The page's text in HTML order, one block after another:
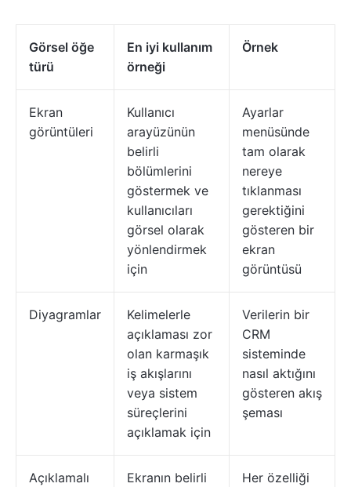
Görsel öğe
türü
En iyi kullanım
örneği
Örnek
Ekran
görüntüleri
Kullanıcı
arayüzünün
belirli
bölümlerini
göstermek ve
kullanıcıları
görsel olarak
yönlendirmek
için
Ayarlar
menüsünde
tam olarak
nereye
tıklanması
gerektiğini
gösteren bir
ekran
görüntüsü
Diyagramlar
Kelimelerle
açıklaması zor
olan karmaşık
iş akışlarını
veya sistem
süreçlerini
açıklamak için
Verilerin bir
CRM
sisteminde
nasıl aktığını
gösteren akış
şeması
Açıklamalı
Ekranın belirli
Her özelliği